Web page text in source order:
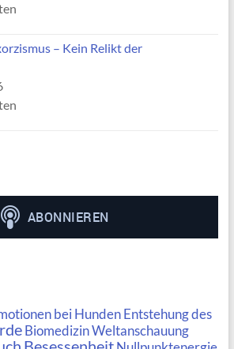
– Kein Relikt der
bei Hunden Entstehung des
BiomedizinWeltanschauung